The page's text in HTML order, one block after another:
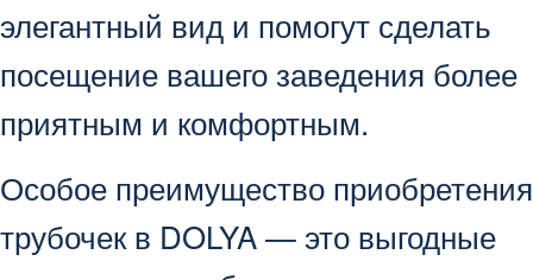
элегантный вид и помогут сделать
посещение вашего заведения более
приятным и комфортным.
Особое преимущество приобретения
трубочек в DOLYA — это выгодные